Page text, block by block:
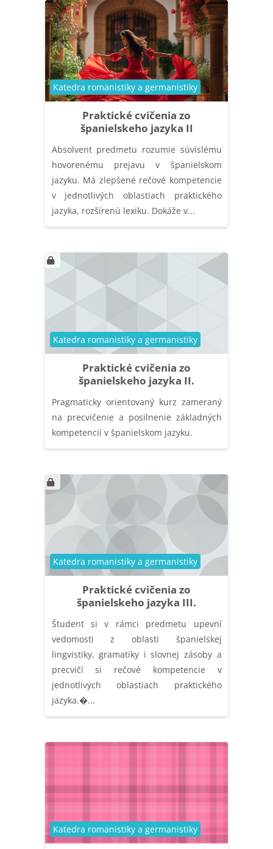
Praktické cvičenia zo
španielskeho jazyka II
Kategória kurzu
Katedra romanistiky a germanistiky
Absolvent predmetu rozumie súvislému
hovorenému prejavu v španielskom
jazyku. Má zlepšené rečové kompetencie
v jednotlivých oblastiach praktického
jazyka, rozšírenú lexiku. Dokáže v...
Praktické cvičenia zo
španielskeho jazyka II.
Kategória kurzu
Katedra romanistiky a germanistiky
Pragmaticky orientovaný kurz zameraný
na precvičenie a posilnenie základných
kompetencií v španielskom jazyku.
Praktické cvičenia zo
španielskeho jazyka III.
Kategória kurzu
Katedra romanistiky a germanistiky
Študent si v rámci predmetu upevní
vedomosti z oblasti španielskej
lingvistiky, gramatiky i slovnej zásoby a
precvičí si rečové kompetencie v
jednotlivých oblastiach praktického
jazyka.�...
Kategória kurzu
Katedra romanistiky a germanistiky